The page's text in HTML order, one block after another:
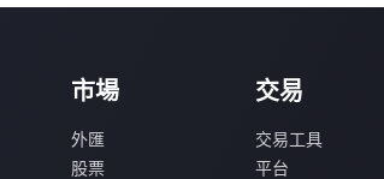
市場
外匯
股票
交易
交易工具
平台